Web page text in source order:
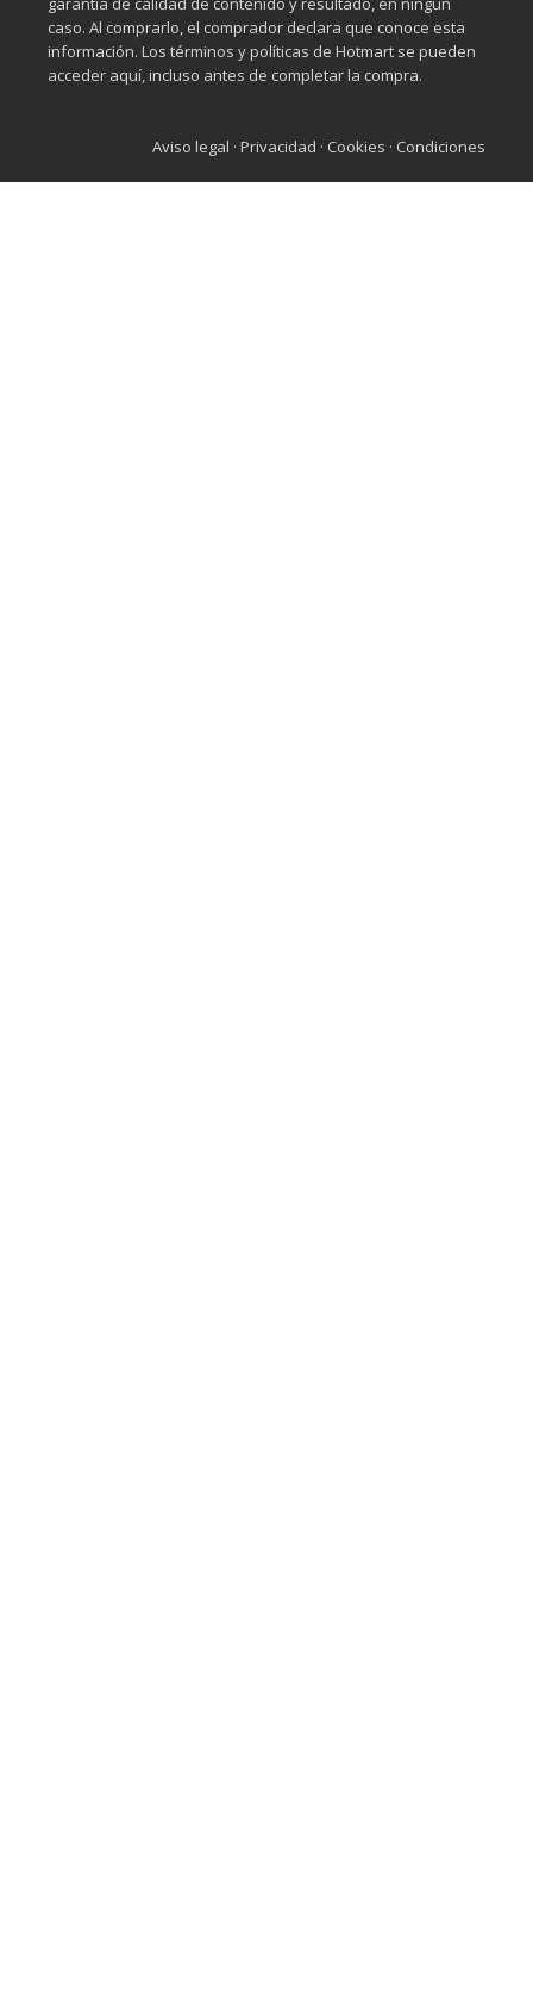
caso. Al comprarlo, el comprador declara que conoce esta
información. Los términos y políticas de Hotmart se pueden
acceder aquí, incluso antes de completar la compra.
Aviso legal · Privacidad · Cookies · Condiciones